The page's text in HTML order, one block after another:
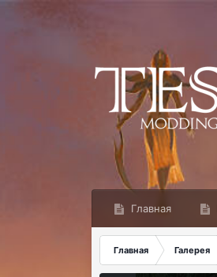
Главная
Главная Галерея